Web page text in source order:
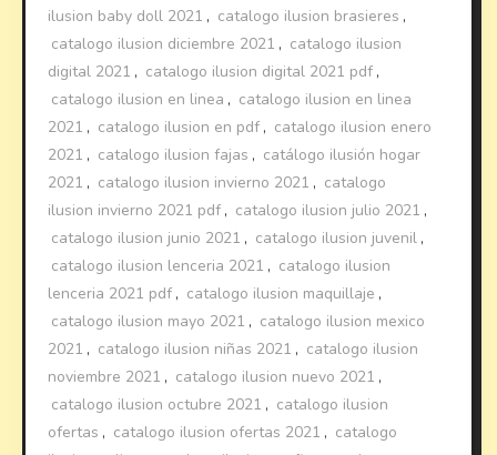
ilusion baby doll 2021 , catalogo ilusion brasieres ,
catalogo ilusion diciembre 2021 , catalogo ilusion
digital 2021 , catalogo ilusion digital 2021 pdf ,
catalogo ilusion en linea , catalogo ilusion en linea
2021 , catalogo ilusion en pdf , catalogo ilusion enero
2021 , catalogo ilusion fajas , catálogo ilusión hogar
2021 , catalogo ilusion invierno 2021 , catalogo
ilusion invierno 2021 pdf , catalogo ilusion julio 2021 ,
catalogo ilusion junio 2021 , catalogo ilusion juvenil ,
catalogo ilusion lenceria 2021 , catalogo ilusion
lenceria 2021 pdf , catalogo ilusion maquillaje ,
catalogo ilusion mayo 2021 , catalogo ilusion mexico
2021 , catalogo ilusion niñas 2021 , catalogo ilusion
noviembre 2021 , catalogo ilusion nuevo 2021 ,
catalogo ilusion octubre 2021 , catalogo ilusion
ofertas , catalogo ilusion ofertas 2021 , catalogo